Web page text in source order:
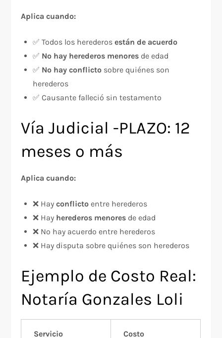
Aplica cuando:
✅ Todos los herederosestán de acuerdo
✅ No hay herederos menores de edad
✅ No hay conflicto sobre quiénes son
herederos
✅ Causante falleció sin testamento
Vía Judicial -PLAZO: 12
meses o más
Aplica cuando:
❌ Hayconflicto entre herederos
❌ Hay herederos menores de edad
❌ No hay acuerdo entre herederos
❌ Hay disputa sobre quiénes son herederos
Ejemplo de Costo Real:
Notaría Gonzales Loli
Servicio Costo